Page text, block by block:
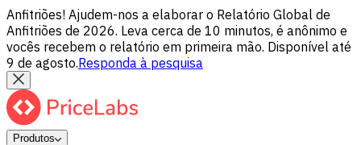
Anfitriões! Ajudem-nos a elaborar o Relatório Global de
Anfitriões de 2026. Leva cerca de 10 minutos, é anônimo e
vocês recebem o relatório em primeira mão. Disponível até
9 de agosto.Responda à pesquisa
Produtos